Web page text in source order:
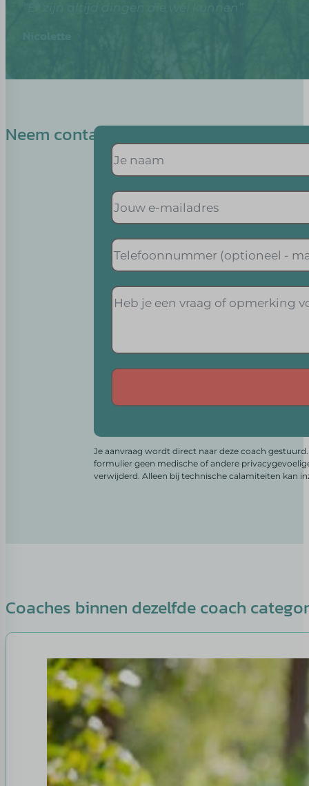
Neem contact op met Nicolette
Je aanvraag wordt direct naar deze coach
formulier geen medische of andere
verwijderd. Alleen bij technische calamiteiten kan
Coaches binnen dezelfde coach